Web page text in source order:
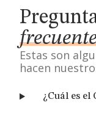
Estas son
hacen
¿Cuál es el